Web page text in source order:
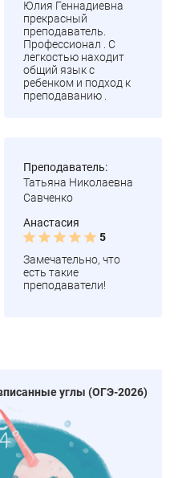
Юлия Геннадиевна
прекрасный
преподаватель.
Профессионал . С
легкостью находит
общий язык с
ребенком и подход к
преподаванию .
Преподаватель:
Татьяна Николаевна
Савченко
Анастасия
5
Замечательно, что
есть такие
преподаватели!
углы (ОГЭ-2026)